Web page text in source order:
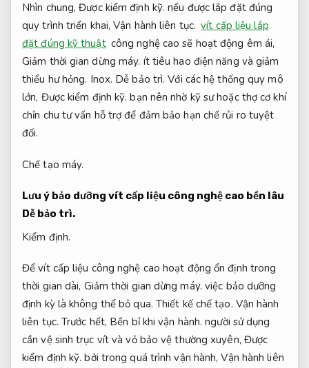
Nhìn chung,Được kiểm định kỹ. nếu được lắp đặt đúng
quy trình triển khai,Vận hành liên tục. vít cấp liệu lắp
đặt đúng kỹ thuật công nghệ cao sẽ hoạt động êm ái,
Giảm thời gian dừng máy. ít tiêu hao điện năng và giảm
thiểu hư hỏng. Inox. Dễ bảo trì. Với các hệ thống quy mô
lớn, Được kiểm định kỹ. bạn nên nhờ kỹ sư hoặc thợ cơ khí
chỉn chu tư vấn hỗ trợ để đảm bảo hạn chế rủi ro tuyệt
đối.
Chế tạo máy.
Lưu ý bảo dưỡng vít cấp liệu công nghệ cao bền lâu
Dễ bảo trì.
Kiểm định.
Để vít cấp liệu công nghệ cao hoạt động ổn định trong
thời gian dài, Giảm thời gian dừng máy. việc bảo dưỡng
định kỳ là không thể bỏ qua. Thiết kế chế tạo. Vận hành
liên tục. Trước hết, Bền bỉ khi vận hành. người sử dụng
cần vệ sinh trục vít và vỏ bảo vệ thường xuyên, Được
kiểm định kỹ. bởi trong quá trình vận hành,Vận hành liên